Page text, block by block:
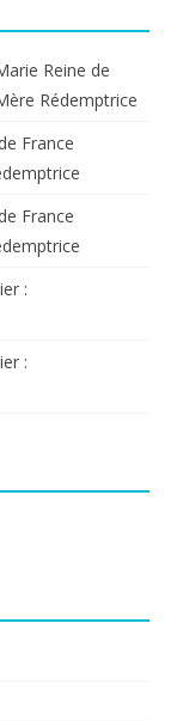
Reine de
Rédemptrice
France
France
:
: